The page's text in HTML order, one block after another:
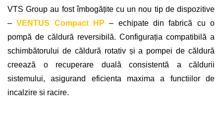
VTS Group au fost îmbogățite cu un nou tip de dispozitive
–VENTUS Compact HP
– echipate din fabrică cu o
pompă de căldură reversibilă. Configurația compatibilă a
schimbătorului de căldură rotativ și a pompei de căldură
creează o recuperare duală consistentă a căldurii
sistemului, asigurand eficienta maxima a functiilor de
incalzire si racire.